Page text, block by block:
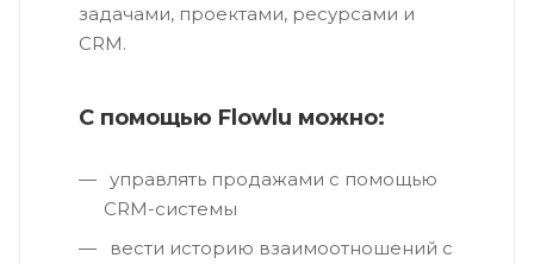
задачами, проектами, ресурсами и
CRM.
С помощью Flowlu можно:
управлять продажами с помощью
CRM-системы
вести историю взаимоотношений с